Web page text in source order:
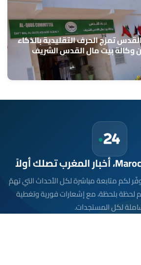
تمزج الحرف التقليدية بالذكاء
وكالة بيت مال القدس الشريف
أخبار المغرب 24 يوفّر لكم متابعة مباشرة لكل الأحداث التي تهمّ
لحظة بلحظة، مع إشعارات فورية وتغطية
لكل المستجدات.